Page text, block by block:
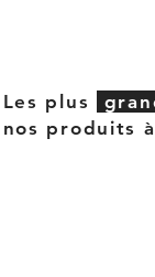
Les plus
nos produits